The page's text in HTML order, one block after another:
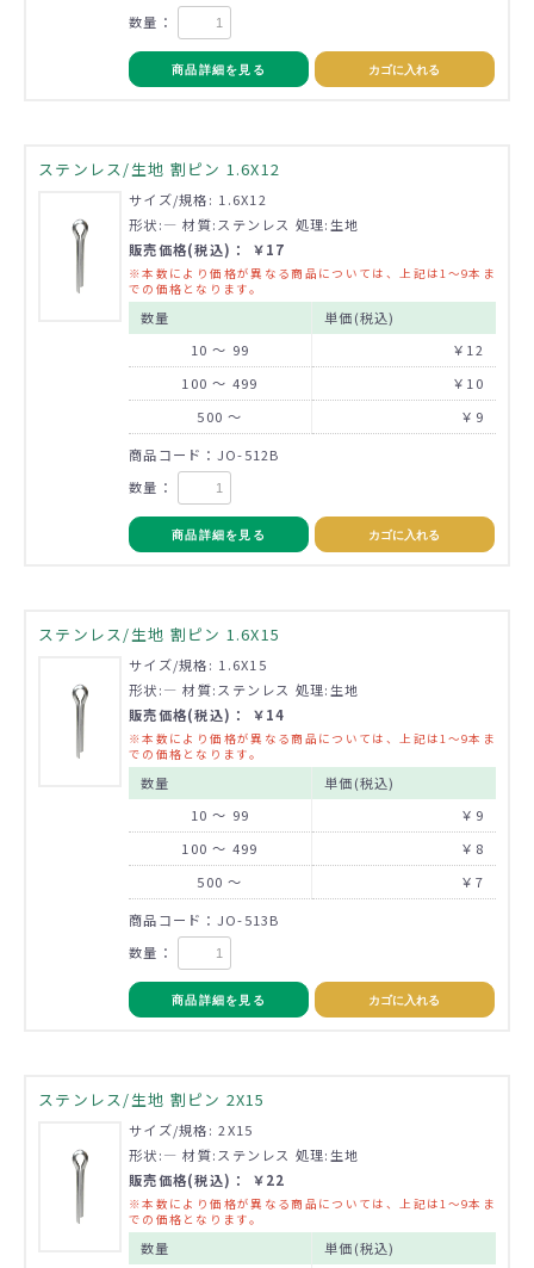
数量：
商品詳細を見る カゴに入れる
ステンレス/生地 割ピン 1.6X12
サイズ/規格: 1.6X12
形状:― 材質:ステンレス 処理:生地
販売価格(税込)： ￥17
※本数により価格が異なる商品については、上記は1～9本ま
での価格となります。
数量
単価(税込)
10 ～ 99
￥12
100 ～ 499
￥10
500 ～
￥9
商品コード：JO-512B
数量：
商品詳細を見る カゴに入れる
ステンレス/生地 割ピン 1.6X15
サイズ/規格: 1.6X15
形状:― 材質:ステンレス 処理:生地
販売価格(税込)： ￥14
※本数により価格が異なる商品については、上記は1～9本ま
での価格となります。
数量
単価(税込)
10 ～ 99
￥9
100 ～ 499
￥8
500 ～
￥7
商品コード：JO-513B
数量：
商品詳細を見る カゴに入れる
ステンレス/生地 割ピン 2X15
サイズ/規格: 2X15
形状:― 材質:ステンレス 処理:生地
販売価格(税込)： ￥22
※本数により価格が異なる商品については、上記は1～9本ま
での価格となります。
数量
単価(税込)